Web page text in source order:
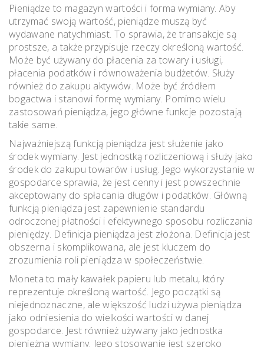
Pieniądze to magazyn wartości i forma wymiany. Aby
utrzymać swoją wartość, pieniądze muszą być
wydawane natychmiast. To sprawia, że ​​transakcje są
prostsze, a także przypisuje rzeczy określoną wartość.
Może być używany do płacenia za towary i usługi,
płacenia podatków i równoważenia budżetów. Służy
również do zakupu aktywów. Może być źródłem
bogactwa i stanowi formę wymiany. Pomimo wielu
zastosowań pieniądza, jego główne funkcje pozostają
takie same.
Najważniejszą funkcją pieniądza jest służenie jako
środek wymiany. Jest jednostką rozliczeniową i służy jako
środek do zakupu towarów i usług. Jego wykorzystanie w
gospodarce sprawia, że ​​jest cenny i jest powszechnie
akceptowany do spłacania długów i podatków. Główną
funkcją pieniądza jest zapewnienie standardu
odroczonej płatności i efektywnego sposobu rozliczania
pieniędzy. Definicja pieniądza jest złożona. Definicja jest
obszerna i skomplikowana, ale jest kluczem do
zrozumienia roli pieniądza w społeczeństwie.
Moneta to mały kawałek papieru lub metalu, który
reprezentuje określoną wartość. Jego początki są
niejednoznaczne, ale większość ludzi używa pieniądza
jako odniesienia do wielkości wartości w danej
gospodarce. Jest również używany jako jednostka
pieniężna wymiany. Jego stosowanie jest szeroko